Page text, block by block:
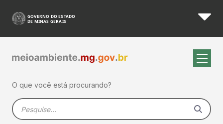
Pular para o Conteúdo principal
Boletim Hidrometeorológico
O que você está procurando?
Barra de busca